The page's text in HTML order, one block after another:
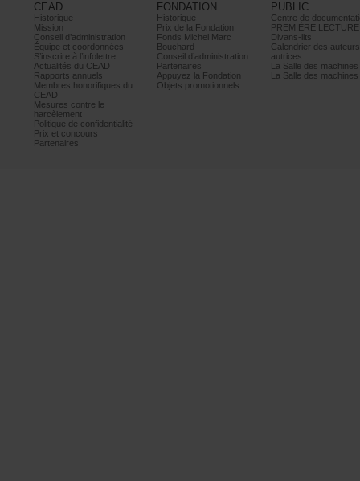
CEAD
Historique
Mission
Conseild’administration
Équipeetcoordonnées
S’inscrireàl’infolettre
ActualitésduCEAD
Rapportsannuels
Membreshonorifiquesdu
CEAD
Mesurescontrele
harcèlement
Politiquedeconfidentialité
Prixetconcours
Partenaires
FONDATION
Historique
PrixdelaFondation
FondsMichelMarc
Bouchard
Conseild’administration
Partenaires
AppuyezlaFondation
Objetspromotionnels
PUBLIC
PREMIÈRELECTURE
Divans-lits
autrices